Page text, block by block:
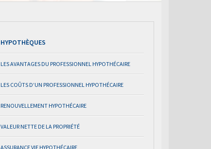
HYPOTHÈQUES
LES AVANTAGES DU PROFESSIONNEL HYPOTHÉCAIRE
LES COÛTS D’UN PROFESSIONNEL HYPOTHÉCAIRE
RENOUVELLEMENT HYPOTHÉCAIRE
VALEUR NETTE DE LA PROPRIÉTÉ
ASSURANCE VIE HYPOTHÉCAIRE